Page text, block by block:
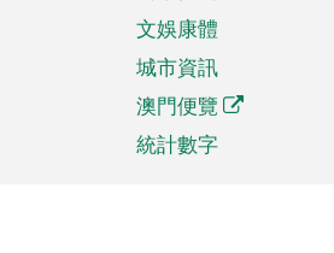
文娛康體
城市資訊
澳門便覽
統計數字